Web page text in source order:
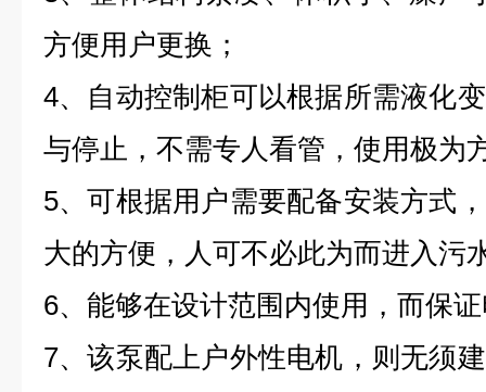
方便用户更换；
4、自动控制柜可以根据所需液化
与停止，不需专人看管，使用极为
5、可根据用户需要配备安装方式
大的方便，人可不必此为而进入污
6、能够在设计范围内使用，而保
7、该泵配上户外性电机，则无须